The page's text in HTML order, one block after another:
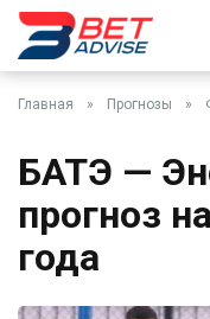
Главная » Прогнозы »
БАТЭ —
прогноз
года